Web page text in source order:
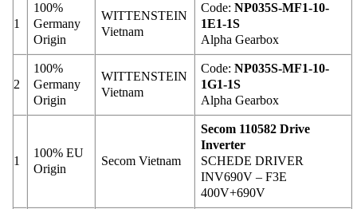
1
100%
Germany
Origin
WITTENSTEIN
Vietnam
Code:NP035S-MF1-10-
1E1-1S
Alpha Gearbox
2
100%
Germany
Origin
WITTENSTEIN
Vietnam
Code:NP035S-MF1-10-
1G1-1S
Alpha Gearbox
1
100% EU
Origin
Secom Vietnam
Secom 110582 Drive
Inverter
SCHEDE DRIVER
INV690V – F3E
400V+690V